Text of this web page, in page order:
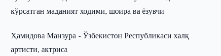
кўрсатган маданият ходими, шоира ва ёзувчи
Ҳамидова Манзура - Ўзбекистон Республикаси халқ
артисти, актриса